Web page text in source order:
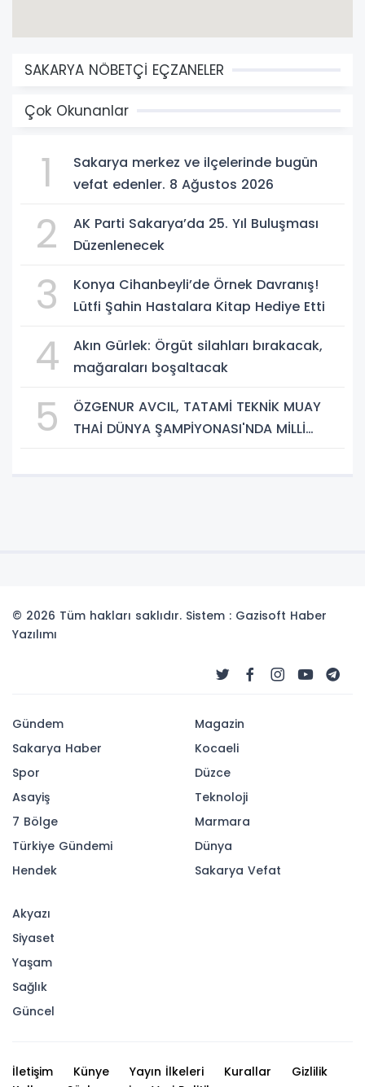
SAKARYA NÖBETÇİ EÇZANELER
Çok Okunanlar
1
Sakarya merkez ve ilçelerinde bugün
vefat edenler. 8 Ağustos 2026
2
AK Parti Sakarya’da 25. Yıl Buluşması
Düzenlenecek
3
Konya Cihanbeyli’de Örnek Davranış!
Lütfi Şahin Hastalara Kitap Hediye Etti
4
Akın Gürlek: Örgüt silahları bırakacak,
mağaraları boşaltacak
5
ÖZGENUR AVCIL, TATAMİ TEKNİK MUAY
THAİ DÜNYA ŞAMPİYONASI'NDA MİLLİ
© 2026 Tüm hakları saklıdır. Sistem : Gazisoft Haber
Yazılımı
Gündem
Sakarya Haber
Spor
Asayiş
7 Bölge
Türkiye Gündemi
Hendek
Magazin
Kocaeli
Düzce
Teknoloji
Marmara
Dünya
Sakarya Vefat
Akyazı
Siyaset
Yaşam
Sağlık
Güncel
İletişim Künye Yayın İlkeleri Kurallar
Gizlilik